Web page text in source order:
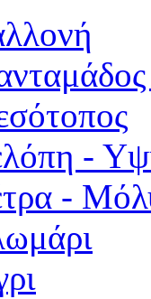
-
-